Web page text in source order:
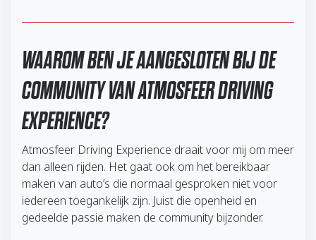
WAAROM BEN JE AANGESLOTEN BIJ DE
COMMUNITY VAN ATMOSFEER DRIVING
EXPERIENCE?
Atmosfeer Driving Experience draait voor mij om meer
dan alleen rijden. Het gaat ook om het bereikbaar
maken van auto’s die normaal gesproken niet voor
iedereen toegankelijk zijn. Juist die openheid en
gedeelde passie maken de community bijzonder.